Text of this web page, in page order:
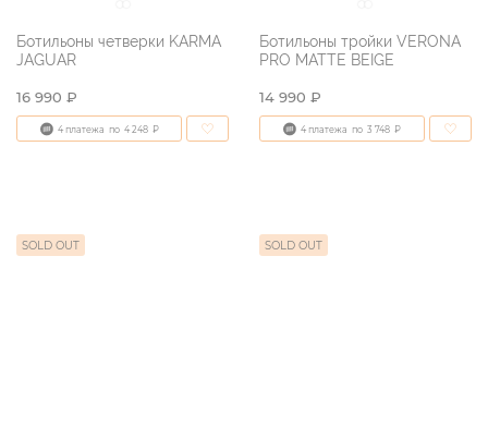
Ботильоны четверки KARMA
JAGUAR
16 990 ₽
4 платежа по 4 248 ₽
Ботильоны тройки VERONA
PRO MATTE BEIGE
14 990 ₽
4 платежа по 3 748 ₽
SOLD OUT SOLD OUT